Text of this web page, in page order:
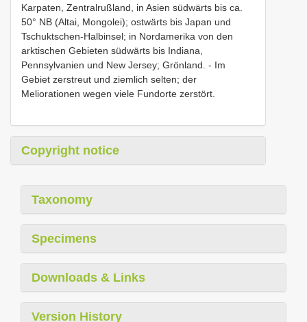
Karpaten, Zentralrußland, in Asien südwärts bis ca.
50° NB (Altai, Mongolei); ostwärts bis Japan und
Tschuktschen-Halbinsel; in Nordamerika von den
arktischen Gebieten südwärts bis Indiana,
Pennsylvanien und New Jersey; Grönland. - Im
Gebiet zerstreut und ziemlich selten; der
Meliorationen wegen viele Fundorte zerstört.
Copyright notice
Taxonomy
Specimens
Downloads & Links
Version History